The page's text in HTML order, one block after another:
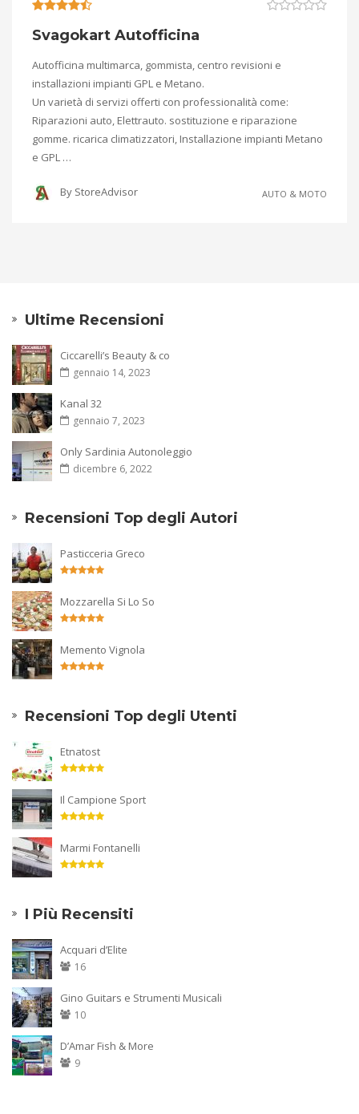
Svagokart Autofficina
Autofficina multimarca, gommista, centro revisioni e
installazioni impianti GPL e Metano.
Un varietà di servizi offerti con professionalità come:
Riparazioni auto, Elettrauto. sostituzione e riparazione
gomme. ricarica climatizzatori, Installazione impianti Metano
e GPL …
By StoreAdvisor AUTO & MOTO
Ultime Recensioni
Ciccarelli’s Beauty & co
gennaio 14, 2023
Kanal 32
gennaio 7, 2023
Only Sardinia Autonoleggio
dicembre 6, 2022
Recensioni Top degli Autori
Pasticceria Greco
Mozzarella Si Lo So
Memento Vignola
Recensioni Top degli Utenti
Etnatost
Il Campione Sport
Marmi Fontanelli
I Più Recensiti
Acquari d’Elite
16
Gino Guitars e Strumenti Musicali
10
D’Amar Fish & More
9